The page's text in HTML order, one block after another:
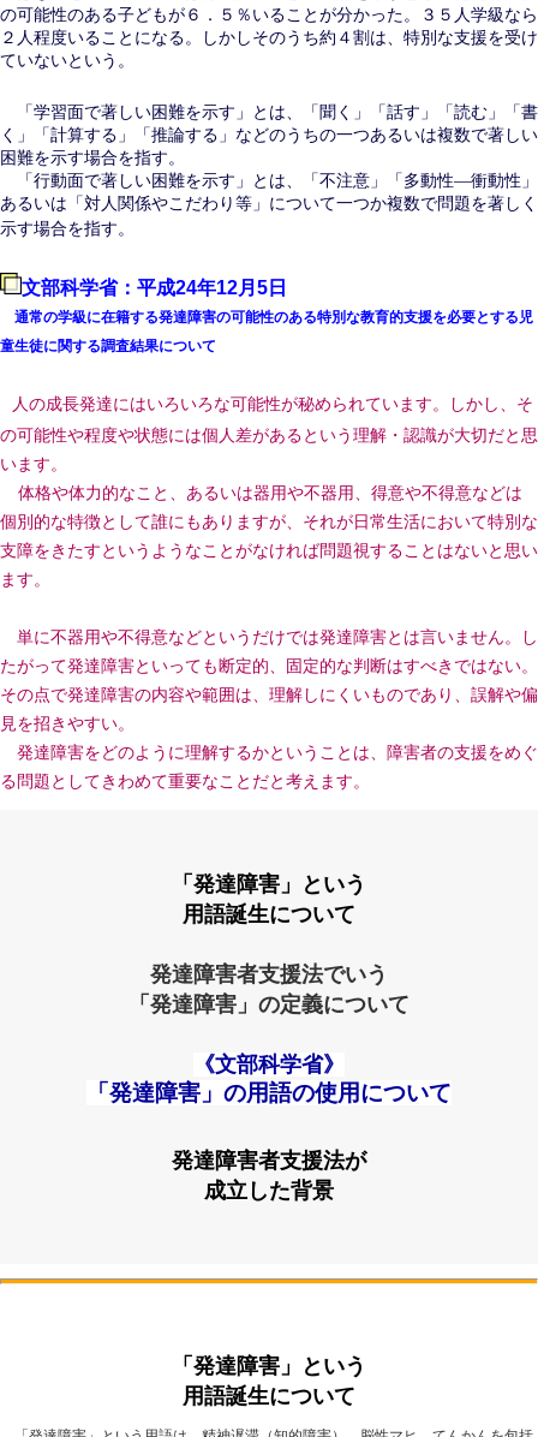
の可能性のある子どもが６．５％いることが分かった。３５人学級なら
２人程度いることになる。しかしそのうち約４割は、特別な支援を受け
ていないという。
「学習面で著しい困難を示す」とは、「聞く」「話す」「読む」「書
く」「計算する」「推論する」などのうちの一つあるいは複数で著しい
困難を示す場合を指す。
「行動面で著しい困難を示す」とは、「不注意」「多動性―衝動性」
あるいは「対人関係やこだわり等」について一つか複数で問題を著しく
示す場合を指す。
文部科学省：平成24年12月5日
通常の学級に在籍する発達障害の可能性のある特別な教育的支援を必要とする児
童生徒に関する調査結果について
人の成長発達にはいろいろな可能性が秘められています。しかし、そ
の可能性や程度や状態には個人差があるという理解・認識が大切だと思
います。
体格や体力的なこと、あるいは器用や不器用、得意や不得意などは
個別的な特徴として誰にもありますが、それが日常生活において特別な
支障をきたすというようなことがなければ問題視することはないと思い
ます。
単に不器用や不得意などというだけでは発達障害とは言いません。し
たがって発達障害といっても断定的、固定的な判断はすべきではない。
その点で発達障害の内容や範囲は、理解しにくいものであり、誤解や偏
見を招きやすい。
発達障害をどのように理解するかということは、障害者の支援をめぐ
る問題としてきわめて重要なことだと考えます。
「発達障害」という
用語誕生について
発達障害者支援法でいう
「発達障害」の定義について
《文部科学省》
「発達障害」の用語の使用について
発達障害者支援法が
成立した背景
「発達障害」という
用語誕生について